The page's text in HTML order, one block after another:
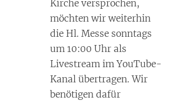
Kirche versprochen,
möchten wir weiterhin
die Hl. Messe sonntags
um 10:00 Uhr als
Livestream im YouTube-
Kanal übertragen. Wir
benötigen dafür